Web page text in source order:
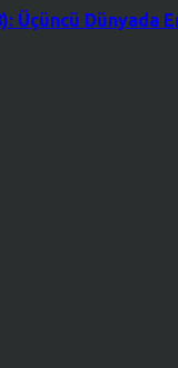
Üçüncü